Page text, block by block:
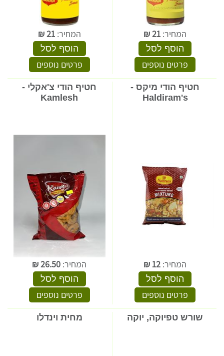
המחיר: 21
₪
הוסף לסל
פרטים נוספים
המחיר:21
₪
הוסף לסל
פרטים נוספים
חטיף הודי מיקס -
Haldiram's
המחיר: 12
₪
הוסף לסל
פרטים נוספים
חטיף הודי צ'אקלי -
Kamlesh
המחיר: 26.50
₪
הוסף לסל
פרטים נוספים
שורש טפיוקה, יוקה מחית וינדלו